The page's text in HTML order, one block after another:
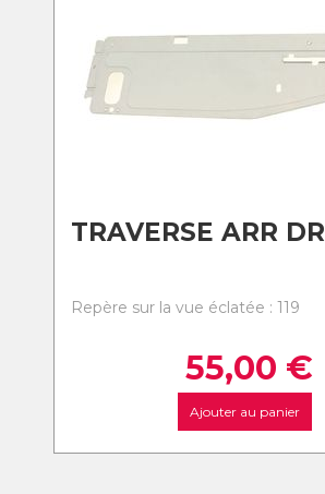
TRAVERSE ARR DR
Repère sur la vue éclatée : 119
55,00 €
Ajouter au panier